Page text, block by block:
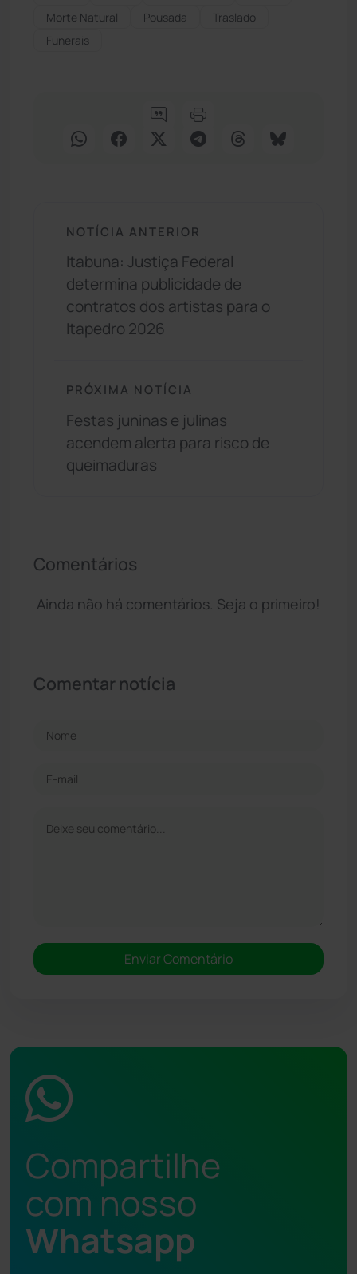
Morte Natural
Pousada
Traslado
Funerais
NOTÍCIA ANTERIOR
Itabuna: Justiça Federal
determina publicidade de
contratos dos artistas para o
Itapedro 2026
PRÓXIMA NOTÍCIA
Festas juninas e julinas
acendem alerta para risco de
queimaduras
Comentários
Ainda não há comentários. Seja o primeiro!
Comentar notícia
Compartilhe
com nosso
Whatsapp